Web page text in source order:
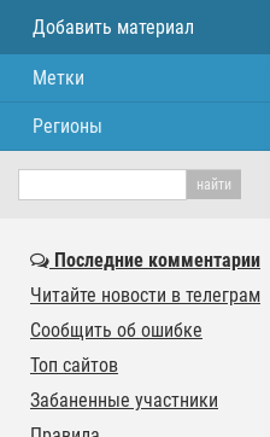
Добавить материал
Метки
Регионы
Последние комментарии
Читайте новости в телеграм
Сообщить об ошибке
Топ сайтов
Забаненные участники